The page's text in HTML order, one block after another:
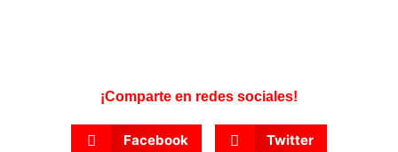
¡Comparte en redes sociales!
Facebook Twitter